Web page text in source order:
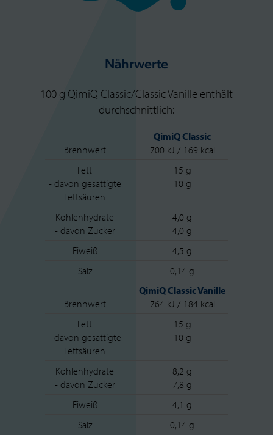
Nährwerte
100 g QimiQ Classic/Classic Vanille enthält
durchschnittlich:
QimiQ Classic
Brennwert
700 kJ / 169 kcal
Fett
15 g
- davon gesättigte
Fettsäuren
10 g
Kohlenhydrate
4,0 g
- davon Zucker
4,0 g
Eiweiß
4,5 g
Salz
0,14 g
QimiQ Classic Vanille
Brennwert
764 kJ / 184 kcal
Fett
15 g
- davon gesättigte
Fettsäuren
10 g
Kohlenhydrate
8,2 g
- davon Zucker
7,8 g
Eiweiß
4,1 g
Salz
0,14 g